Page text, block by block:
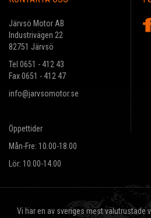
Järvsö Motor AB
Industrivägen 22
82751 Järvsö
Tel 0651 - 412 43
Fax 0651 - 412 47
info@jarvsomotor.se
Öppettider
Mån-Fre: 10.00-18.00
Lör: 10.00-14.00
Vi har en av sveriges mest välutrustade